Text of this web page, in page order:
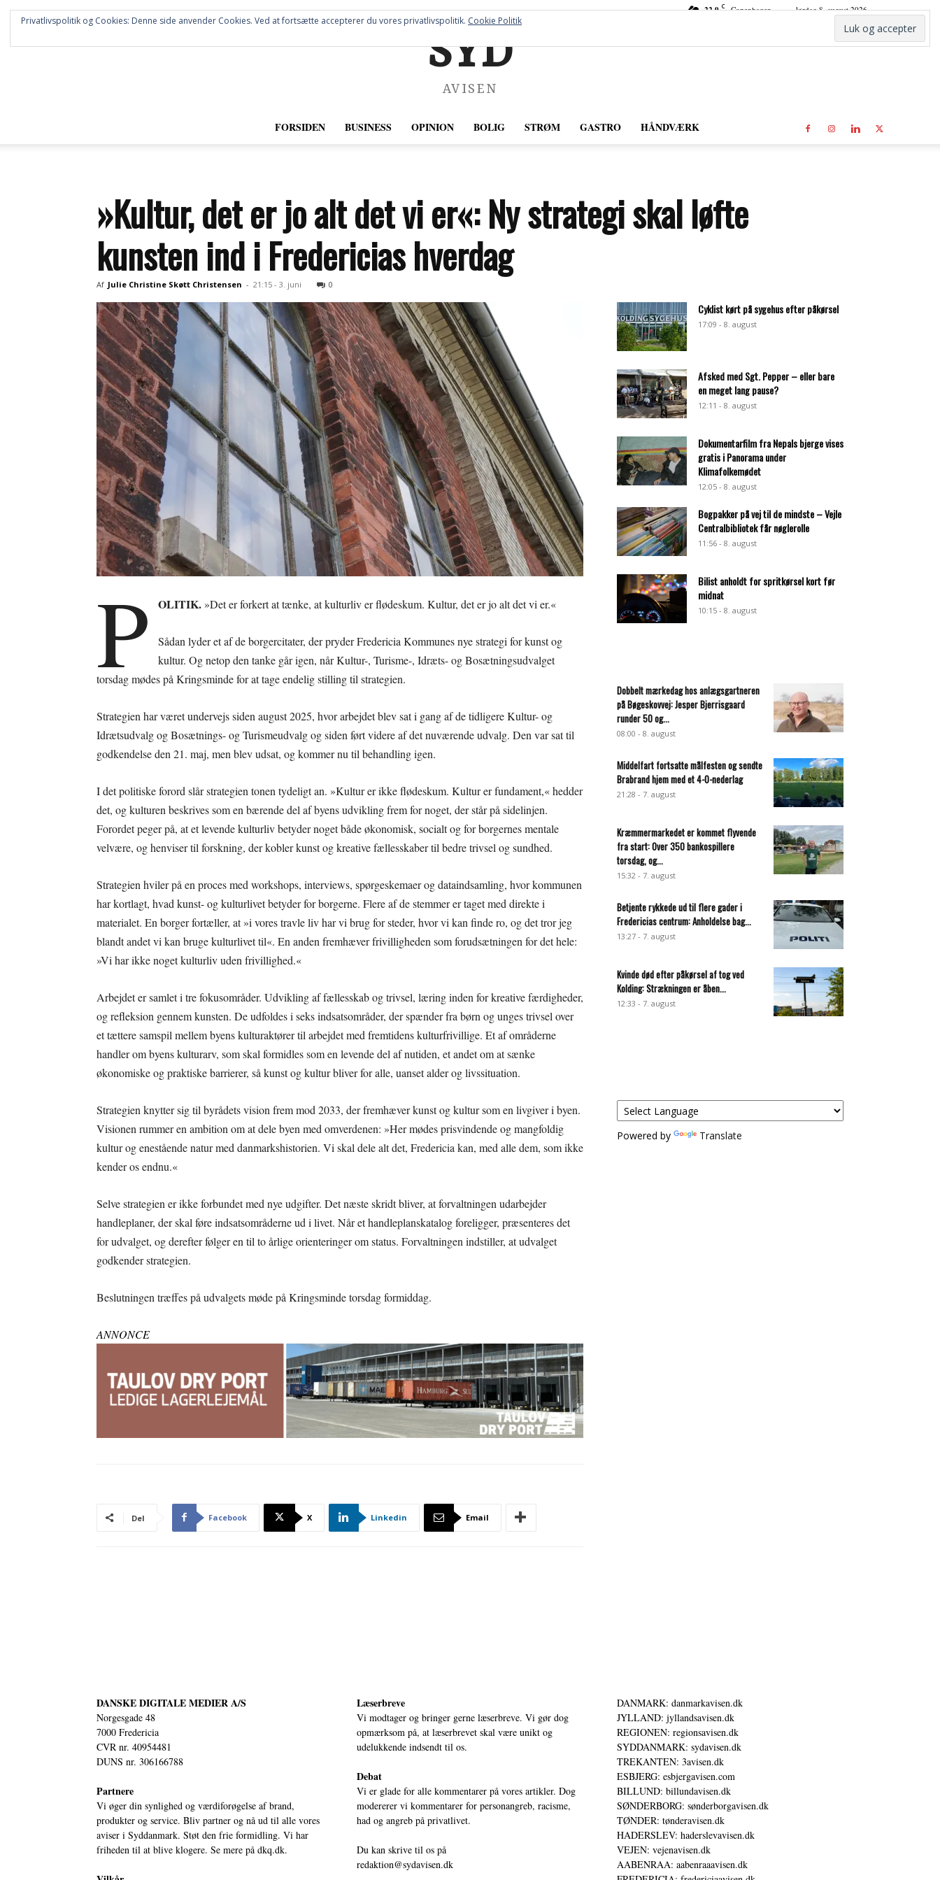
22.9 C Copenhagen lørdag 8. august 2026
SYD
AVISEN
FORSIDEN BUSINESS OPINION BOLIG STRØM GASTRO HÅNDVÆRK
»Kultur, det er jo alt det vi er«: Ny strategi skal løfte
kunsten ind i Fredericias hverdag
Af Julie Christine Skøtt Christensen - 21:15 - 3. juni 0
P OLITIK.»Det er forkert at tænke, at kulturliv er flødeskum. Kultur, det er jo alt det vi er.«
Sådan lyder et af de borgercitater, der pryder Fredericia Kommunes nye strategi for kunst og
kultur. Og netop den tanke går igen, når Kultur-, Turisme-, Idræts- og Bosætningsudvalget
torsdag mødes på Kringsminde for at tage endelig stilling til strategien.
Strategien har været undervejs siden august 2025, hvor arbejdet blev sat i gang af de tidligere Kultur- og
Idrætsudvalg og Bosætnings- og Turismeudvalg og siden ført videre af det nuværende udvalg. Den var sat til
godkendelse den 21. maj, men blev udsat, og kommer nu til behandling igen.
I det politiske forord slår strategien tonen tydeligt an. »Kultur er ikke flødeskum. Kultur er fundament,« hedder
det, og kulturen beskrives som en bærende del af byens udvikling frem for noget, der står på sidelinjen.
Forordet peger på, at et levende kulturliv betyder noget både økonomisk, socialt og for borgernes mentale
velvære, og henviser til forskning, der kobler kunst og kreative fællesskaber til bedre trivsel og sundhed.
Strategien hviler på en proces med workshops, interviews, spørgeskemaer og dataindsamling, hvor kommunen
har kortlagt, hvad kunst- og kulturlivet betyder for borgerne. Flere af de stemmer er taget med direkte i
materialet. En borger fortæller, at »i vores travle liv har vi brug for steder, hvor vi kan finde ro, og det tror jeg
blandt andet vi kan bruge kulturlivet til«. En anden fremhæver frivilligheden som forudsætningen for det hele:
»Vi har ikke noget kulturliv uden frivillighed.«
Arbejdet er samlet i tre fokusområder. Udvikling af fællesskab og trivsel, læring inden for kreative færdigheder,
og refleksion gennem kunsten. De udfoldes i seks indsatsområder, der spænder fra børn og unges trivsel over
et tættere samspil mellem byens kulturaktører til arbejdet med fremtidens kulturfrivillige. Et af områderne
handler om byens kulturarv, som skal formidles som en levende del af nutiden, et andet om at sænke
økonomiske og praktiske barrierer, så kunst og kultur bliver for alle, uanset alder og livssituation.
Strategien knytter sig til byrådets vision frem mod 2033, der fremhæver kunst og kultur som en livgiver i byen.
Visionen rummer en ambition om at dele byen med omverdenen: »Her mødes prisvindende og mangfoldig
kultur og enestående natur med danmarkshistorien. Vi skal dele alt det, Fredericia kan, med alle dem, som ikke
kender os endnu.«
Selve strategien er ikke forbundet med nye udgifter. Det næste skridt bliver, at forvaltningen udarbejder
handleplaner, der skal føre indsatsområderne ud i livet. Når et handleplanskatalog foreligger, præsenteres det
for udvalget, og derefter følger en til to årlige orienteringer om status. Forvaltningen indstiller, at udvalget
godkender strategien.
Beslutningen træffes på udvalgets møde på Kringsminde torsdag formiddag.
ANNONCE
Del Facebook X Linkedin Email
Cyklist kørt på sygehus efter påkørsel
17:09 - 8. august
Afsked med Sgt. Pepper – eller bare
en meget lang pause?
12:11 - 8. august
Dokumentarfilm fra Nepals bjerge vises
gratis i Panorama under
Klimafolkemødet
12:05 - 8. august
Bogpakker på vej til de mindste – Vejle
Centralbibliotek får nøglerolle
11:56 - 8. august
Bilist anholdt for spritkørsel kort før
midnat
10:15 - 8. august
Dobbelt mærkedag hos anlægsgartneren
på Bøgeskovvej: Jesper Bjerrisgaard
runder 50 og...
08:00 - 8. august
Middelfart fortsatte målfesten og sendte
Brabrand hjem med et 4-0-nederlag
21:28 - 7. august
Kræmmermarkedet er kommet flyvende
fra start: Over 350 bankospillere
torsdag, og...
15:32 - 7. august
Betjente rykkede ud til flere gader i
Fredericias centrum: Anholdelse bag...
13:27 - 7. august
Kvinde død efter påkørsel af tog ved
Kolding: Strækningen er åben...
12:33 - 7. august
Powered by Translate
DANSKE DIGITALE MEDIER A/S
Norgesgade 48
7000 Fredericia
CVR nr. 40954481
DUNS nr. 306166788
Partnere
Vi øger din synlighed og værdiforøgelse af brand,
produkter og service. Bliv partner og nå ud til alle vores
aviser i Syddanmark. Støt den frie formidling. Vi har
friheden til at blive klogere. Se mere på dkq.dk.
Læserbreve
Vi modtager og bringer gerne læserbreve. Vi gør dog
opmærksom på, at læserbrevet skal være unikt og
udelukkende indsendt til os.
Debat
Vi er glade for alle kommentarer på vores artikler. Dog
modererer vi kommentarer for personangreb, racisme,
had og angreb på privatlivet.
Du kan skrive til os på
redaktion@sydavisen.dk
DANMARK: danmarkavisen.dk
JYLLAND: jyllandsavisen.dk
REGIONEN: regionsavisen.dk
SYDDANMARK: sydavisen.dk
TREKANTEN: 3avisen.dk
ESBJERG: esbjergavisen.com
BILLUND: billundavisen.dk
SØNDERBORG: sønderborgavisen.dk
TØNDER: tønderavisen.dk
HADERSLEV: haderslevavisen.dk
VEJEN: vejenavisen.dk
AABENRAA: aabenraaavisen.dk
Privatlivspolitik og Cookies: Denne side anvender Cookies. Ved at fortsætte accepterer du vores privatlivspolitik. Cookie Politik